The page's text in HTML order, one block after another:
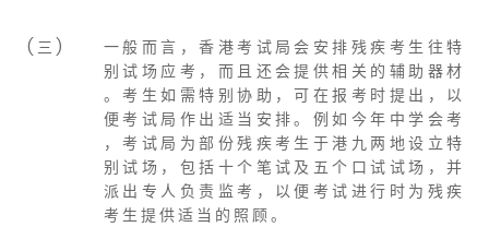
( 三 )
一 般 而 言 ， 香 港 考 试 局 会 安 排 残 疾 考 生 往 特
别 试 场 应 考 ， 而 且 还 会 提 供 相 关 的 辅 助 器 材
。 考 生 如 需 特 别 协 助 ， 可 在 报 考 时 提 出 ， 以
便 考 试 局 作 出 适 当 安 排 。 例 如 今 年 中 学 会 考
， 考 试 局 为 部 份 残 疾 考 生 于 港 九 两 地 设 立 特
别 试 场 ， 包 括 十 个 笔 试 及 五 个 口 试 试 场 ， 并
派 出 专 人 负 责 监 考 ， 以 便 考 试 进 行 时 为 残 疾
考 生 提 供 适 当 的 照 顾 。